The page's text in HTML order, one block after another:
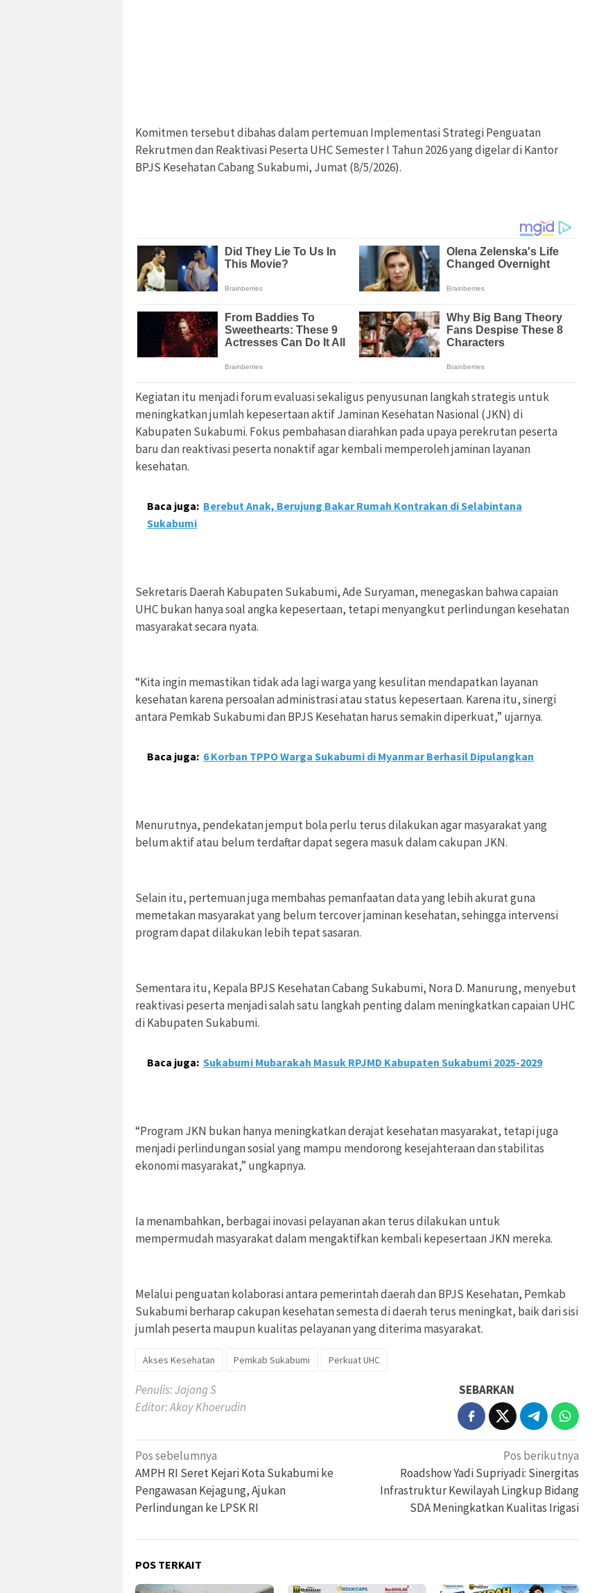
Komitmen tersebut dibahas dalam pertemuan Implementasi Strategi Penguatan
Rekrutmen dan Reaktivasi Peserta UHC Semester I Tahun 2026 yang digelar di Kantor
BPJS Kesehatan Cabang Sukabumi, Jumat (8/5/2026).
Kegiatan itu menjadi forum evaluasi sekaligus penyusunan langkah strategis untuk
meningkatkan jumlah kepesertaan aktif Jaminan Kesehatan Nasional (JKN) di
Kabupaten Sukabumi. Fokus pembahasan diarahkan pada upaya perekrutan peserta
baru dan reaktivasi peserta nonaktif agar kembali memperoleh jaminan layanan
kesehatan.
Baca juga: Berebut Anak, Berujung Bakar Rumah Kontrakan di Selabintana
Sukabumi
Sekretaris Daerah Kabupaten Sukabumi, Ade Suryaman, menegaskan bahwa capaian
UHC bukan hanya soal angka kepesertaan, tetapi menyangkut perlindungan kesehatan
masyarakat secara nyata.
“Kita ingin memastikan tidak ada lagi warga yang kesulitan mendapatkan layanan
kesehatan karena persoalan administrasi atau status kepesertaan. Karena itu, sinergi
antara Pemkab Sukabumi dan BPJS Kesehatan harus semakin diperkuat,” ujarnya.
Baca juga: 6 Korban TPPO Warga Sukabumi di Myanmar Berhasil Dipulangkan
Menurutnya, pendekatan jemput bola perlu terus dilakukan agar masyarakat yang
belum aktif atau belum terdaftar dapat segera masuk dalam cakupan JKN.
Selain itu, pertemuan juga membahas pemanfaatan data yang lebih akurat guna
memetakan masyarakat yang belum tercover jaminan kesehatan, sehingga intervensi
program dapat dilakukan lebih tepat sasaran.
Sementara itu, Kepala BPJS Kesehatan Cabang Sukabumi, Nora D. Manurung, menyebut
reaktivasi peserta menjadi salah satu langkah penting dalam meningkatkan capaian UHC
di Kabupaten Sukabumi.
Baca juga: Sukabumi Mubarakah Masuk RPJMD Kabupaten Sukabumi 2025-2029
“Program JKN bukan hanya meningkatkan derajat kesehatan masyarakat, tetapi juga
menjadi perlindungan sosial yang mampu mendorong kesejahteraan dan stabilitas
ekonomi masyarakat,” ungkapnya.
Ia menambahkan, berbagai inovasi pelayanan akan terus dilakukan untuk
mempermudah masyarakat dalam mengaktifkan kembali kepesertaan JKN mereka.
Melalui penguatan kolaborasi antara pemerintah daerah dan BPJS Kesehatan, Pemkab
Sukabumi berharap cakupan kesehatan semesta di daerah terus meningkat, baik dari sisi
jumlah peserta maupun kualitas pelayanan yang diterima masyarakat.
Akses Kesehatan Pemkab Sukabumi Perkuat UHC
Penulis: Jajang S
Editor: Akoy Khoerudin
SEBARKAN
Navigasi
pos
Pos sebelumnya
AMPH RI Seret Kejari Kota Sukabumi ke
Pengawasan Kejagung, Ajukan
Perlindungan ke LPSK RI
Pos berikutnya
Roadshow Yadi Supriyadi: Sinergitas
Infrastruktur Kewilayah Lingkup Bidang
SDA Meningkatkan Kualitas Irigasi
POS TERKAIT